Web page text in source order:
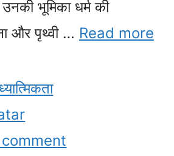
भूमिका धर्म की
और पृथ्वी … Read more